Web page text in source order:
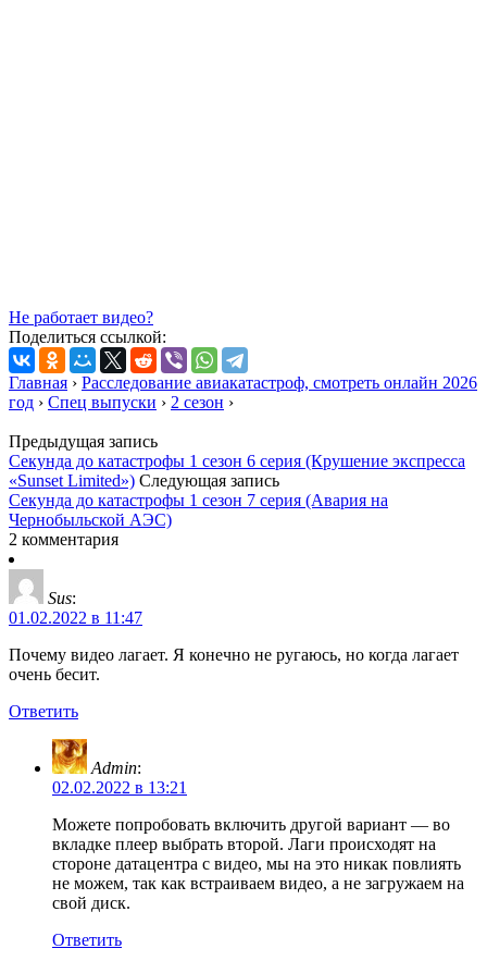
Не работает видео?
Поделиться ссылкой:
Главная › Расследование авиакатастроф, смотреть онлайн 2026
год › Спец выпуски › 2 сезон ›
Предыдущая запись
Секунда до катастрофы 1 сезон 6 серия (Крушение экспресса
«Sunset Limited») Следующая запись
Секунда до катастрофы 1 сезон 7 серия (Авария на
Чернобыльской АЭС)
2 комментария
Sus:
01.02.2022 в 11:47
Почему видео лагает. Я конечно не ругаюсь, но когда лагает
очень бесит.
Ответить
Admin:
02.02.2022 в 13:21
Можете попробовать включить другой вариант — во
вкладке плеер выбрать второй. Лаги происходят на
стороне датацентра с видео, мы на это никак повлиять
не можем, так как встраиваем видео, а не загружаем на
свой диск.
Ответить